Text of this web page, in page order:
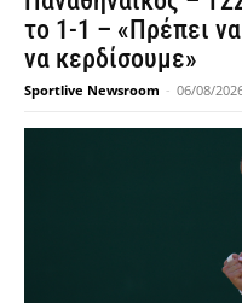
το 1-1 – «Πρέπει
να κερδίσουμε»
Sportlive Newsroom - 06/08/